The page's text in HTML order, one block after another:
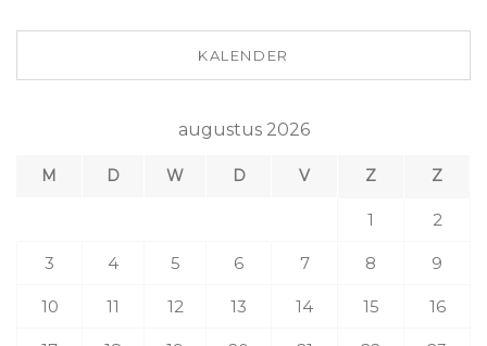
KALENDER
augustus 2026
M D W D V Z Z
1 2
3 4 5 6 7 8 9
10 11 12 13 14 15 16